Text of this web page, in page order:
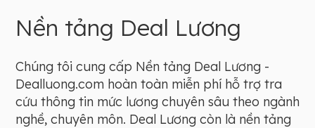
Nền tảng Deal Lương
Chúng tôi cung cấp Nền tảng Deal Lương -
Dealluong.com hoàn toàn miễn phí hỗ trợ tra
cứu thông tin mức lương chuyên sâu theo ngành
nghề, chuyên môn. Deal Lương còn là nền tảng